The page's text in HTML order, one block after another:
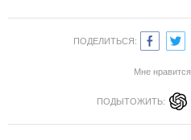
ПОДЕЛИТЬСЯ:
Мне нравится
ПОДЫТОЖИТЬ: